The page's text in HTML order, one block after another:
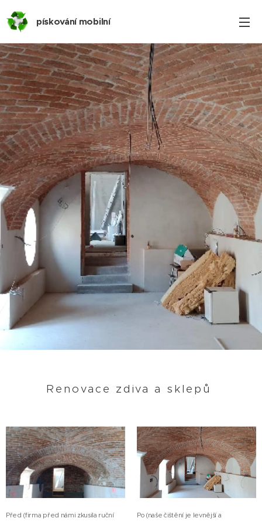
pískování mobilní
Renovace zdiva a sklepů
Před (firma před námi zkusila ruční Po (naše čištění je levnější a